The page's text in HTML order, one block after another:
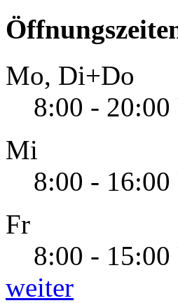
Mo, Di+Do
8:00 -
Mi
8:00 -
Fr
8:00 -
weiter